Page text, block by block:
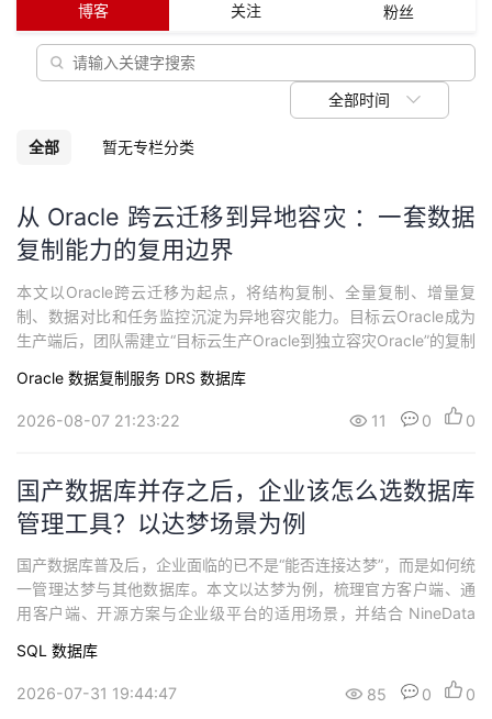
动
关
的
发
者
学
堂
的
程
我
认
证
的
实
验
我
的
收
我
Programs
的
持
我
技
支
持
的
声
建
议
博客 关注 粉丝
全部时间
全部 暂无专栏分类
从 Oracle 跨云迁移到异地容灾 ：一套数据
复制能力的复用边界
本文以Oracle跨云迁移为起点，将结构复制、全量复制、增量复
制、数据对比和任务监控沉淀为异地容灾能力。目标云Oracle成为
生产端后，团队需建立“目标云生产Oracle到独立容灾Oracle”的复制
BLink、DNS切换、连接池刷新和反向复制，构成演练切换与回切的
控制点。NineData提供Oracle到Oracle的数据
Oracle 数据复制服务 DRS 数据库
2026-08-07 21:23:22 11 0 0
国产数据库并存之后，企业该怎么选数据库
管理工具？以达梦场景为例
国产数据库普及后，企业面临的已不是“能否连接达梦”，而是如何统
一管理达梦与其他数据库。本文以达梦为例，梳理官方客户端、通
用客户端、开源方案与企业级平台的适用场景，并结合 NineData
据复制纳入统一流程。
SQL 数据库
2026-07-31 19:44:47 85 0 0